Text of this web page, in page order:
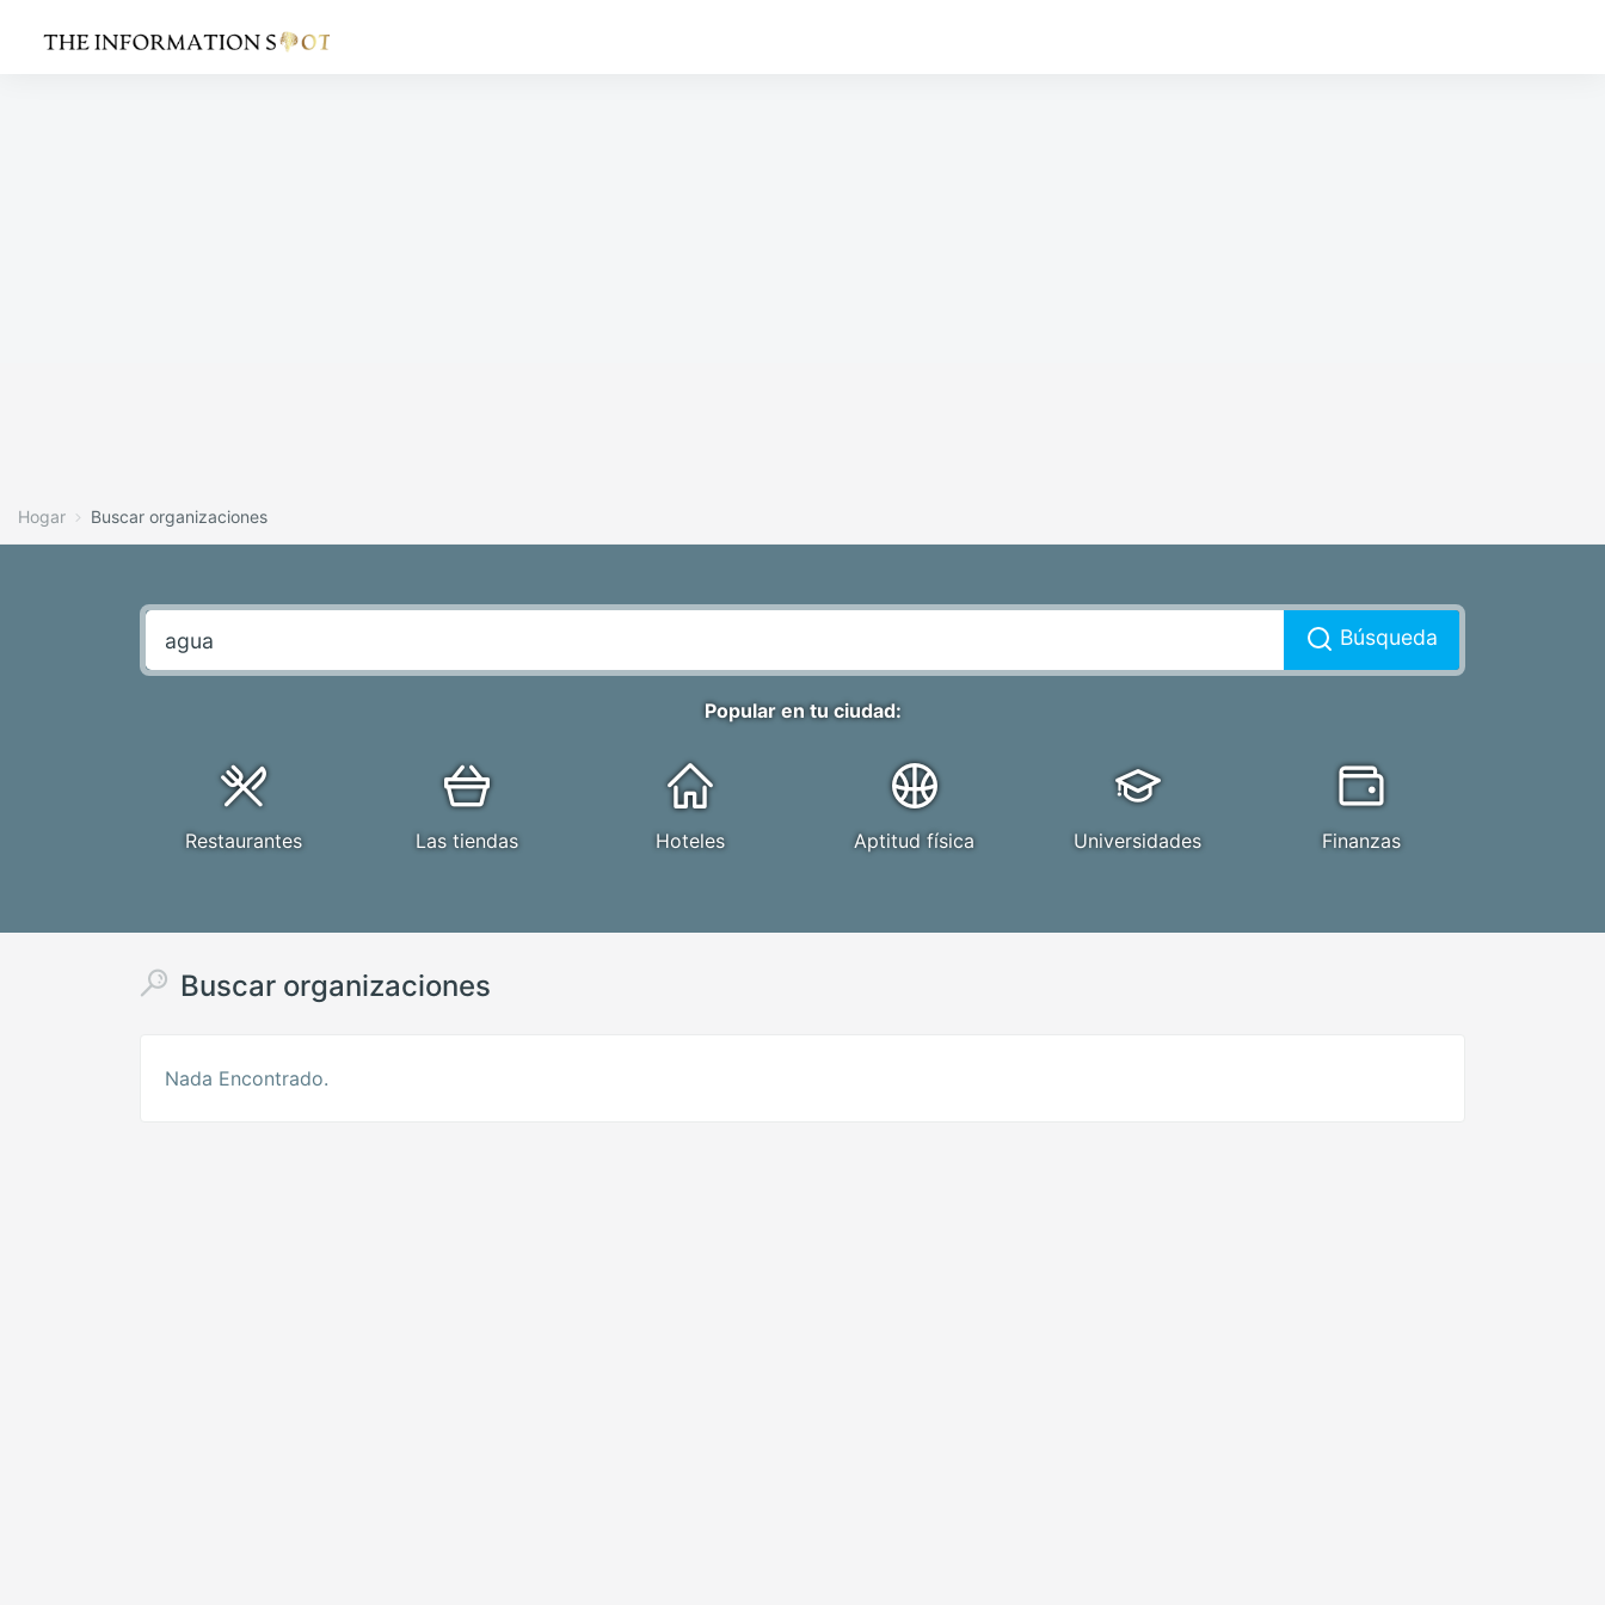
Hogar Buscar organizaciones
Búsqueda
Popular en tu ciudad:
Restaurantes Las tiendas Hoteles Aptitud física Universidades Finanzas
Buscar organizaciones
Nada Encontrado.